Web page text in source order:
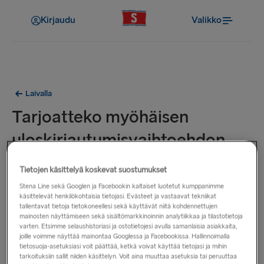
Kirjaudu Valikko
Laivalla
Tarjoatteko myöhäisen
uloskirjautumisvaihtoehdon
lautoillanne?
Myöhäinen uloskirjautumispalvelu on tällä hetkellä saatavilla
reiteilläGdynia–Karlskrona,Liepāja–
TravemündejaNynäshamn–Ventspils.
Palvelun voi varata ainoastaanLatvian,Liettuan,Hollannin
Tietojen käsittelyä koskevat suostumukset
Stena Line sekä Googlen ja Facebookin kaltaiset luotetut kumppanimme
käsittelevät henkilökohtaisia tietojasi. Evästeet ja vastaavat tekniikat
tallentavat tietoja tietokoneellesi sekä käyttävät niitä kohdennettujen
mainosten näyttämiseen sekä sisältömarkkinoinnin analytiikkaa ja tilastotietoja
varten. Etsimme selaushistoriasi ja ostotietojesi avulla samanlaisia asiakkaita,
joille voimme näyttää mainontaa Googlessa ja Facebookissa. Hallinnoimalla
tietosuoja-asetuksiasi voit päättää, ketkä voivat käyttää tietojasi ja mihin
tarkoituksiin sallit niiden käsittelyn. Voit aina muuttaa asetuksia tai peruuttaa